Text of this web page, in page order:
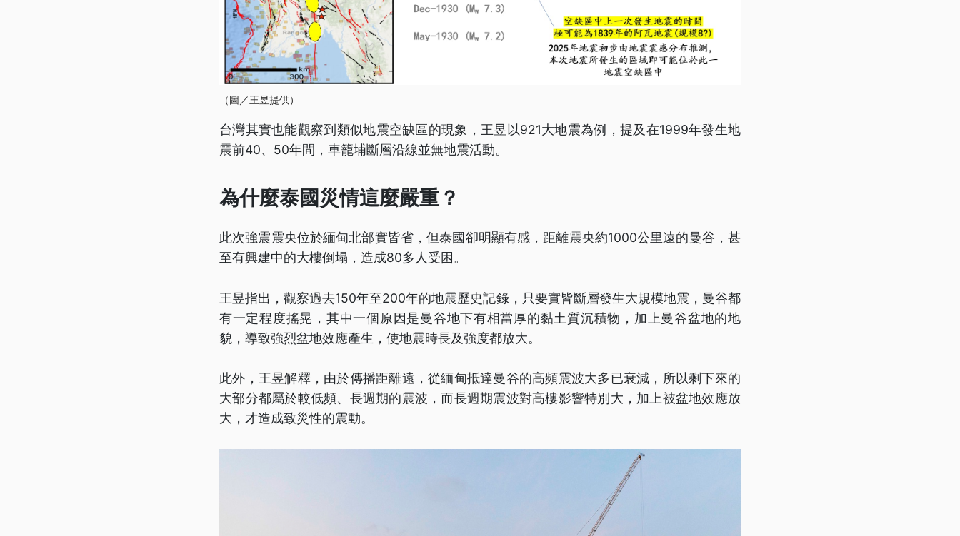
（圖／王昱提供）
台灣其實也能觀察到類似地震空缺區的現象，王昱以921大地震為例，提及在1999年發生地
震前40、50年間，車籠埔斷層沿線並無地震活動。
為什麼泰國災情這麼嚴重？
此次強震震央位於緬甸北部實皆省，但泰國卻明顯有感，距離震央約1000公里遠的曼谷，甚
至有興建中的大樓倒塌，造成80多人受困。
王昱指出，觀察過去150年至200年的地震歷史記錄，只要實皆斷層發生大規模地震，曼谷都
有一定程度搖晃，其中一個原因是曼谷地下有相當厚的黏土質沉積物，加上曼谷盆地的地
貌，導致強烈盆地效應產生，使地震時長及強度都放大。
此外，王昱解釋，由於傳播距離遠，從緬甸抵達曼谷的高頻震波大多已衰減，所以剩下來的
大部分都屬於較低頻、長週期的震波，而長週期震波對高樓影響特別大，加上被盆地效應放
大，才造成致災性的震動。